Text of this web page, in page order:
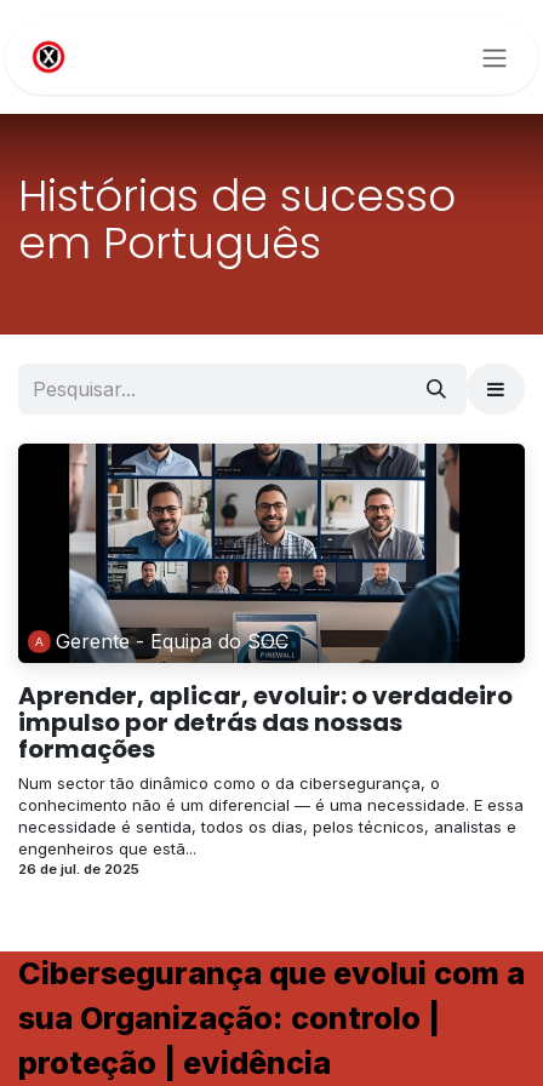
Histórias de sucesso
em Português
Gerente - Equipa do SOC
Aprender, aplicar, evoluir: o verdadeiro
impulso por detrás das nossas
formações
Num sector tão dinâmico como o da cibersegurança, o
conhecimento não é um diferencial — é uma necessidade. E essa
necessidade é sentida, todos os dias, pelos técnicos, analistas e
engenheiros que estã...
26 de jul. de 2025
Cibersegurança que evolui com a
sua Organização: controlo |
proteção | evidência